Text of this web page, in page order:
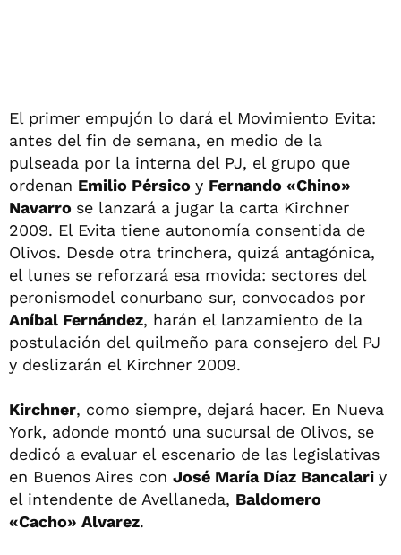
El primer empujón lo dará el Movimiento Evita:
antes del fin de semana, en medio de la
pulseada por la interna del PJ, el grupo que
ordenan Emilio Pérsico y Fernando «Chino»
Navarro se lanzará a jugar la carta Kirchner
2009. El Evita tiene autonomía consentida de
Olivos. Desde otra trinchera, quizá antagónica,
el lunes se reforzará esa movida: sectores del
peronismodel conurbano sur, convocados por
Aníbal Fernández, harán el lanzamiento de la
postulación del quilmeño para consejero del PJ
y deslizarán el Kirchner 2009.
Kirchner, como siempre, dejará hacer. En Nueva
York, adonde montó una sucursal de Olivos, se
dedicó a evaluar el escenario de las legislativas
en Buenos Aires con José María Díaz Bancalari y
el intendente de Avellaneda, Baldomero
«Cacho» Alvarez.